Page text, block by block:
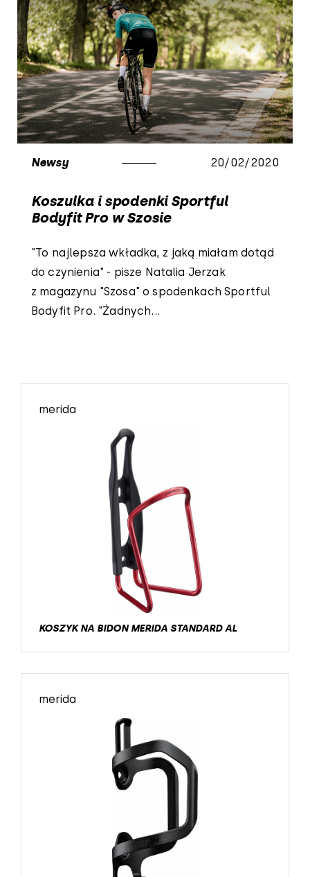
Newsy 20/02/2020
Koszulka i spodenki Sportful
Bodyfit Pro w Szosie
"To najlepsza wkładka, z jaką miałam dotąd
do czynienia" - pisze Natalia Jerzak
z magazynu "Szosa" o spodenkach Sportful
Bodyfit Pro. "Żadnych...
merida
KOSZYK NA BIDON MERIDA STANDARD AL
merida